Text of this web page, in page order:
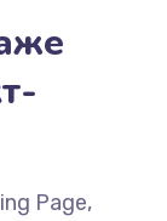
Page,